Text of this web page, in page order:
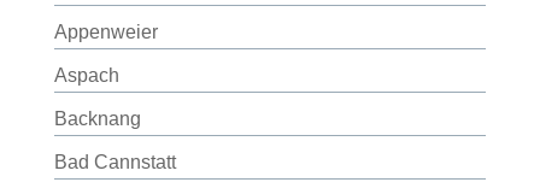
Appenweier
Aspach
Backnang
Bad Cannstatt